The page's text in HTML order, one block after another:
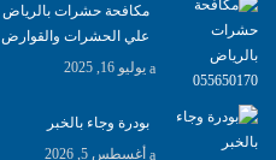
علي الحشرات والقوارض
يوليو 16, 2025
بودرة وجاء بالخبر
أغسطس 5, 2026